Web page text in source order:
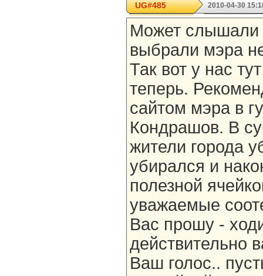
UG#485 2010-04-30
Может слышали
выбрали мэра
Так вот у нас
теперь.
сайтом мэра в
Кондрашов. В
жители города
убирался и
полезной
уважаемые
Вас прошу -
действительно
Ваш голос..